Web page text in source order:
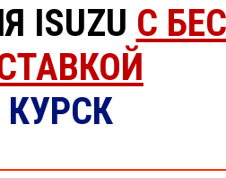
ISUZU С
КУРСК